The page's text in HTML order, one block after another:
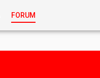
FORUM